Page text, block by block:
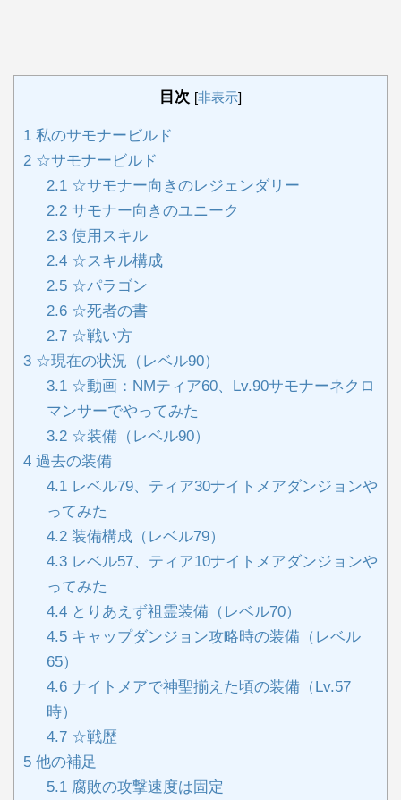
目次 [非表示]
1 私のサモナービルド
2 ☆サモナービルド
2.1☆サモナー向きのレジェンダリー
2.2サモナー向きのユニーク
2.3使用スキル
2.4☆スキル構成
2.5☆パラゴン
2.6☆死者の書
2.7☆戦い方
3 ☆現在の状況（レベル90）
3.1☆動画：NMティア60、Lv.90サモナーネクロ
マンサーでやってみた
3.2☆装備（レベル90）
4 過去の装備
4.1レベル79、ティア30ナイトメアダンジョンや
ってみた
4.2装備構成（レベル79）
4.3レベル57、ティア10ナイトメアダンジョンや
ってみた
4.4とりあえず祖霊装備（レベル70）
4.5キャップダンジョン攻略時の装備（レベル
65）
4.6ナイトメアで神聖揃えた頃の装備（Lv.57
時）
4.7☆戦歴
5 他の補足
5.1腐敗の攻撃速度は固定